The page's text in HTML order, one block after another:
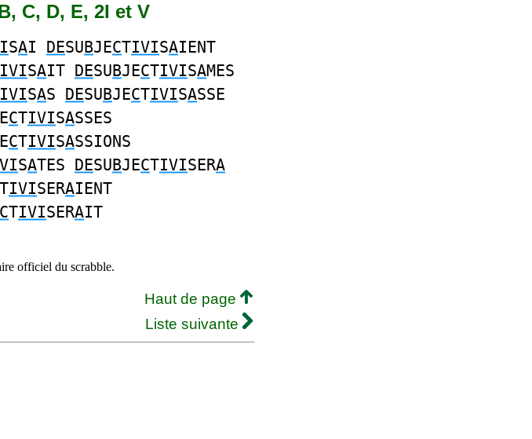
C, D, E, 2I et V
SAI DESUBJECTIVISAIENT
IVISAIT DESUBJECTIVISAMES
IVISAS DESUBJECTIVISASSE
CTIVISASSES
CTIVISASSIONS
SATES DESUBJECTIVISERA
TIVISERAIENT
CTIVISERAIT
officiel du scrabble.
Haut de page
Liste suivante